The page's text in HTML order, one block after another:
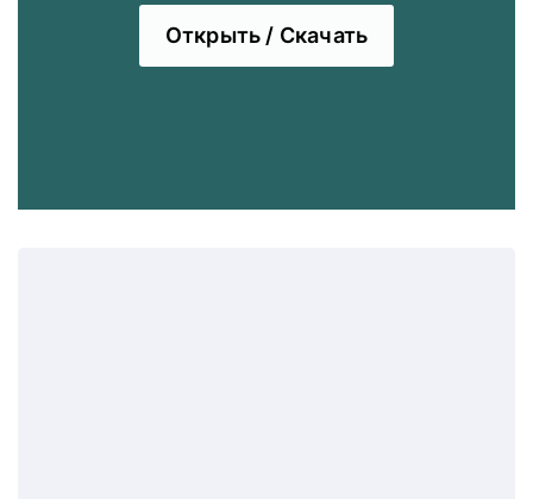
Открыть / Скачать